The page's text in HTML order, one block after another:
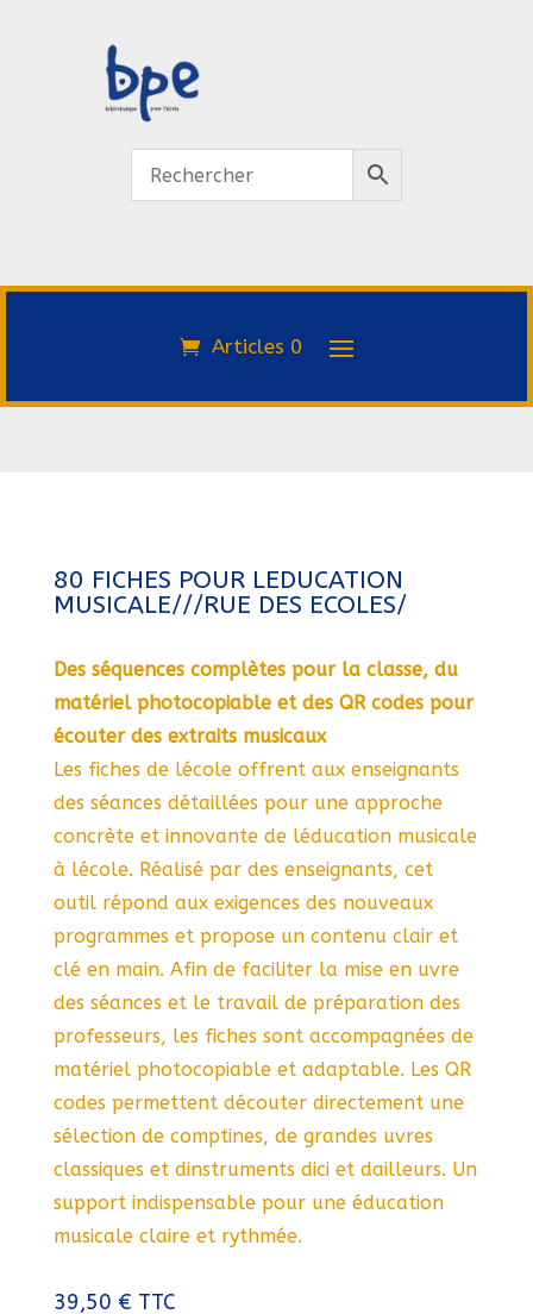
Articles 0
80 FICHES POUR LEDUCATION
MUSICALE///RUE DES ECOLES/
Des séquences complètes pour la classe, du
matériel photocopiable et des QR codes pour
écouter des extraits musicaux
Les fiches de lécole offrent aux enseignants
des séances détaillées pour une approche
concrète et innovante de léducation musicale
à lécole. Réalisé par des enseignants, cet
outil répond aux exigences des nouveaux
programmes et propose un contenu clair et
clé en main. Afin de faciliter la mise en uvre
des séances et le travail de préparation des
professeurs, les fiches sont accompagnées de
matériel photocopiable et adaptable. Les QR
codes permettent découter directement une
sélection de comptines, de grandes uvres
classiques et dinstruments dici et dailleurs. Un
support indispensable pour une éducation
musicale claire et rythmée.
39,50 € TTC